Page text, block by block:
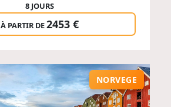
8 JOURS
À PARTIR DE2453 €
NORVEGE